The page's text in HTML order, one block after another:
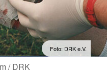
Foto: DRK e.V.
/ DRK